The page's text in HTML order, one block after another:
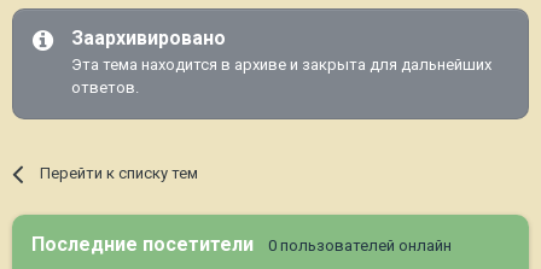
Заархивировано
Эта тема находится в архиве и закрыта для дальнейших
ответов.
Перейти к списку тем
Последние посетители 0 пользователей онлайн